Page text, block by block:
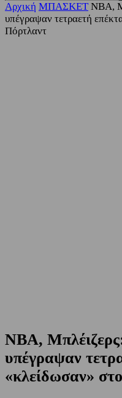
Αρχική ΜΠΑΣΚΕΤ NBA,
υπέγραψαν τετραετή
Πόρτλαντ
NBA,
υπέγραψαν
«κλείδωσαν»